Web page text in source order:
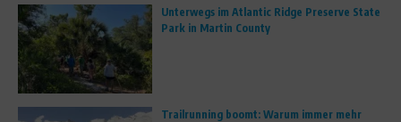
Unterwegs im Atlantic Ridge Preserve State
Park in Martin County
Trailrunning boomt: Warum immer mehr